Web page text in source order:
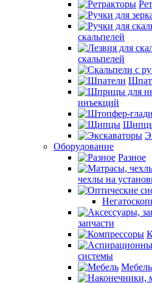
скальпелей
скальпелей
инъекций
Оборудование
Разное
чехлы на
запчасти
системы
Мебель